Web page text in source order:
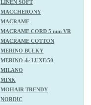
LINEN SOFT
MACCHERONY
MACRAME
MACRAME CORD 5 mm VR
MACRAME COTTON
MERINO BULKY
MERINO de LUXE/50
MILANO
MINK
MOHAIR TRENDY
NORDIC